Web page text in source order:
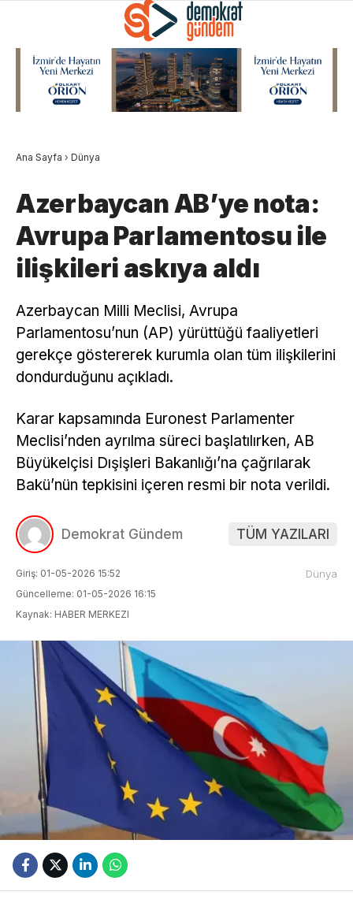
Ana Sayfa › Dünya
Azerbaycan AB’ye nota:
Avrupa Parlamentosu ile
ilişkileri askıya aldı
Azerbaycan Milli Meclisi, Avrupa
Parlamentosu’nun (AP) yürüttüğü faaliyetleri
gerekçe göstererek kurumla olan tüm ilişkilerini
dondurduğunu açıkladı.
Karar kapsamında Euronest Parlamenter
Meclisi’nden ayrılma süreci başlatılırken, AB
Büyükelçisi Dışişleri Bakanlığı’na çağrılarak
Bakü’nün tepkisini içeren resmi bir nota verildi.
Demokrat Gündem TÜM YAZILARI
Giriş: 01-05-2026 15:52
Güncelleme: 01-05-2026 16:15
Kaynak: HABER MERKEZI
Dünya